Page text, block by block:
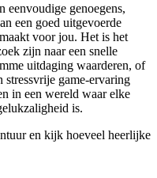
eenvoudige genoegens,
een goed uitgevoerde
voor jou. Het is het
zijn naar een snelle
uitdaging waarderen, of
stressvrije game-ervaring
in een wereld waar elke
is.
en kijk hoeveel heerlijke